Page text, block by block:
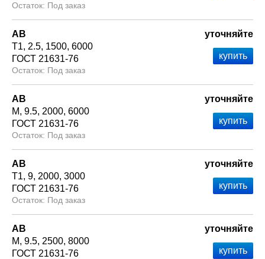
Под заказ
АВ
Т1 2.5 1500 6000
ГОСТ 21631-76
Под заказ
уточняйте
АВ
М 9.5 2000 6000
ГОСТ 21631-76
Под заказ
уточняйте
АВ
Т1 9 2000 3000
ГОСТ 21631-76
Под заказ
уточняйте
АВ
М 9.5 2500 8000
ГОСТ 21631-76
уточняйте